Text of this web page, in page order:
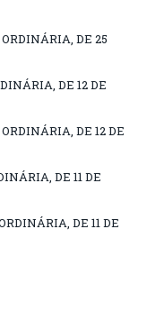
DE 25
DE 12 DE
DE 12 DE
DE 11 DE
DE 11 DE